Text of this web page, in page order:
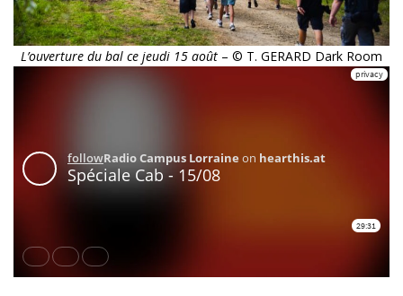
L’ouverture du bal ce jeudi 15 août – © T. GERARD Dark Room